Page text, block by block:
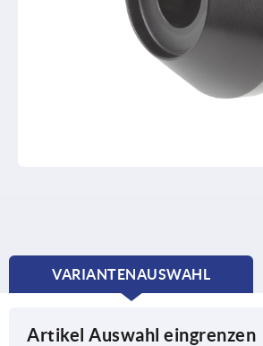
VARIANTENAUSWAHL
CURRENT
Artikel Auswahl eingrenzen